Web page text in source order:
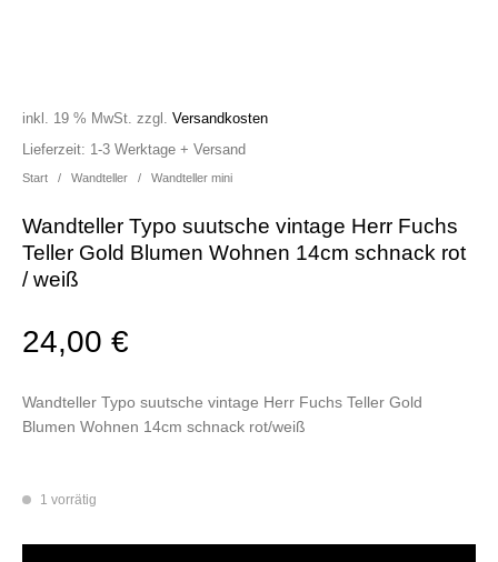
Start / Wandteller / Wandteller mini
Wandteller Typo suutsche vintage Herr Fuchs
Teller Gold Blumen Wohnen 14cm schnack rot
/ weiß
24,00€
inkl. 19 % MwSt. zzgl.Versandkosten
Wandteller Typo suutsche vintage Herr Fuchs Teller Gold
Blumen Wohnen 14cm schnack rot/weiß
Lieferzeit: 1-3 Werktage + Versand
1 vorrätig